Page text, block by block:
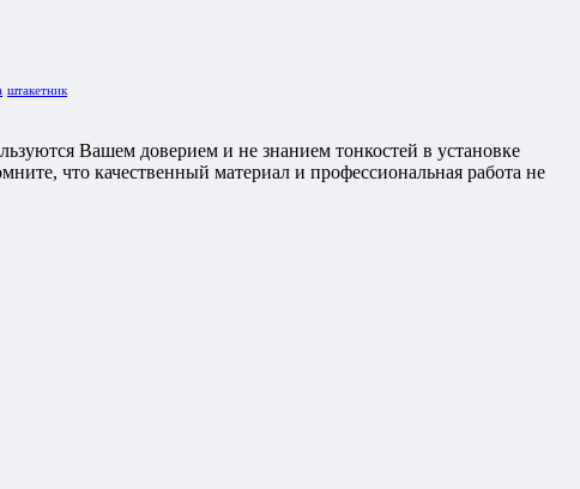
штакетник
Вашем доверием и не знанием тонкостей в установке
что качественный материал и профессиональная работа не